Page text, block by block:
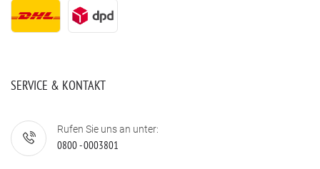
SERVICE & KONTAKT
Rufen Sie uns an unter:
0800 - 0003801